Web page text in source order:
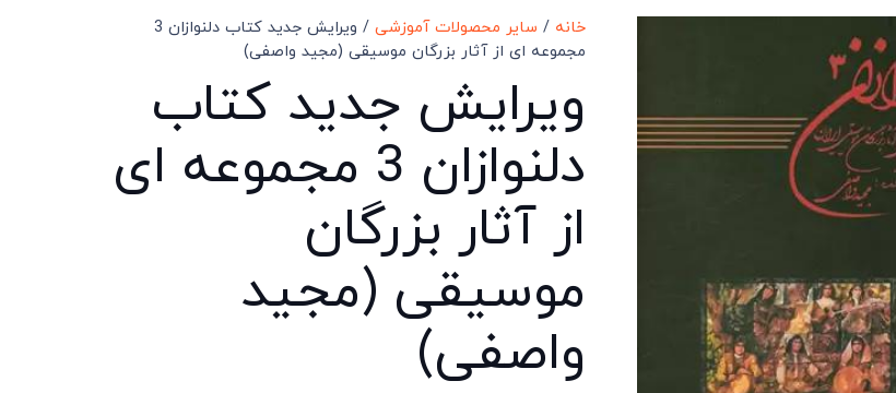
خانه / سایر محصولات آموزشی
/ ویرایش جدید کتاب دلنوازان 3
مجموعه ای از آثار بزرگان موسیقی (مجید واصفی)
ویرایش جدید کتاب
دلنوازان 3 مجموعه ای
از آثار بزرگان
موسیقی (مجید
واصفی)